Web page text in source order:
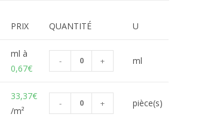
PRIX QUANTITÉ U
ml à
0,67€
- + ml
33,37€
/m²
- + pièce(s)